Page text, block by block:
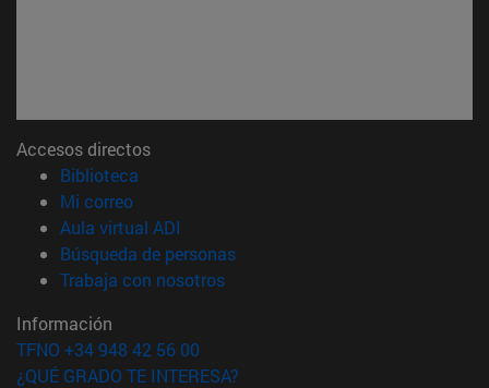
Accesos directos
Biblioteca
Mi correo(abre en nueva ventana)
Aula virtual ADI
Búsqueda de personas(abre en nueva ventana)
Trabaja con nosotros(abre en nueva ventana)
Información
TFNO +34 948 42 56 00
¿QUÉ GRADO TE INTERESA?